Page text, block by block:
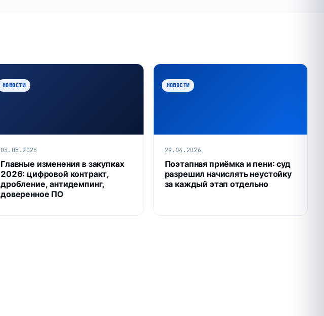
НОВОСТИ
03.05.2026
Главные изменения в закупках
2026: цифровой контракт,
дробление, антидемпинг,
доверенное ПО
НОВОСТИ
29.04.2026
Поэтапная приёмка и пени: суд
разрешил начислять неустойку
за каждый этап отдельно